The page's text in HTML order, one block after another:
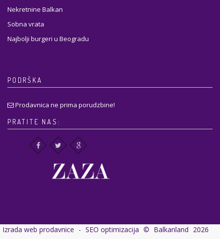
Nekretnine Balkan
Sobna vrata
Najbolji burgeri u Beogradu
PODRŠKA
Prodavnica ne prima porudzbine!
PRATITE NAS:
Izrada web prodavnice - SEO optimizacija © Balkanland 2026